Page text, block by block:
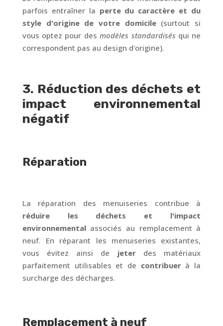
parfois entraîner la perte du caractère et du
style d'origine de votre domicile(surtout si
vous optez pour desmodèles standardisés qui ne
correspondent pas au design d'origine).
3. Réduction des déchets et
impact environnemental
négatif
Réparation
La réparation des menuiseries contribue à
réduire les déchets et l'impact
environnementalassociés au remplacement à
neuf. En réparant les menuiseries existantes,
vous évitez ainsi de jeterdes matériaux
parfaitement utilisables et de contribuerà la
surcharge des décharges.
Remplacement à neuf